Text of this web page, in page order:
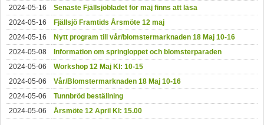
2024-05-16
Senaste Fjällsjöbladet för maj finns att läsa
2024-05-16
Fjällsjö Framtids Årsmöte 12 maj
2024-05-16
Nytt program till vår/blomstermarknaden 18 Maj 10-16
2024-05-08
Information om springloppet och blomsterparaden
2024-05-06
Workshop 12 Maj Kl: 10-15
2024-05-06
Vår/Blomstermarknaden 18 Maj 10-16
2024-05-06
Tunnbröd beställning
2024-05-06
Årsmöte 12 April Kl: 15.00